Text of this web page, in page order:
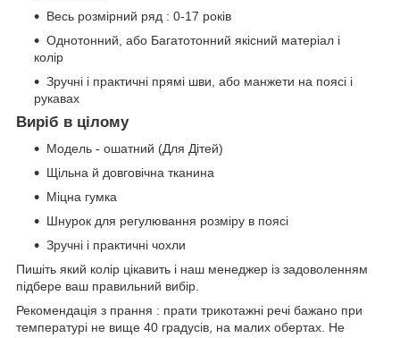
Весь розмірний ряд : 0-17 років
Однотонний, або Багатотонний якісний матеріал і
колір
Зручні і практичні прямі шви, або манжети на поясі і
рукавах
Виріб в цілому
Модель - ошатний (Для Дітей)
Щільна й довговічна тканина
Міцна гумка
Шнурок для регулювання розміру в поясі
Зручні і практичні чохли
Пишіть який колір цікавить і наш менеджер із задоволенням
підбере ваш правильний вибір.
Рекомендація з прання : прати трикотажні речі бажано при
температурі не вище 40 градусів, на малих обертах. Не